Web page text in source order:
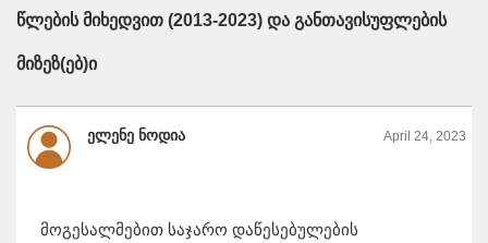
წლების მიხედვით (2013-2023) და განთავისუფლების
მიზეზ(ებ)ი
ელენე ნოდია April 24, 2023
მოგესალმებით საჯარო დაწესებულების